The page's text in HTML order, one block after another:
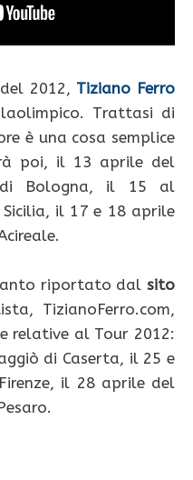
2012, Tiziano Ferro
Trattasi di
è una cosa semplice
poi, il 13 aprile del
di Bologna, il 15 al
il 17 e 18 aprile
riportato dal sito
TizianoFerro.com,
relative al Tour 2012:
di Caserta, il 25 e
il 28 aprile del